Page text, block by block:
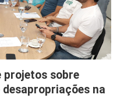
projetos sobre
na